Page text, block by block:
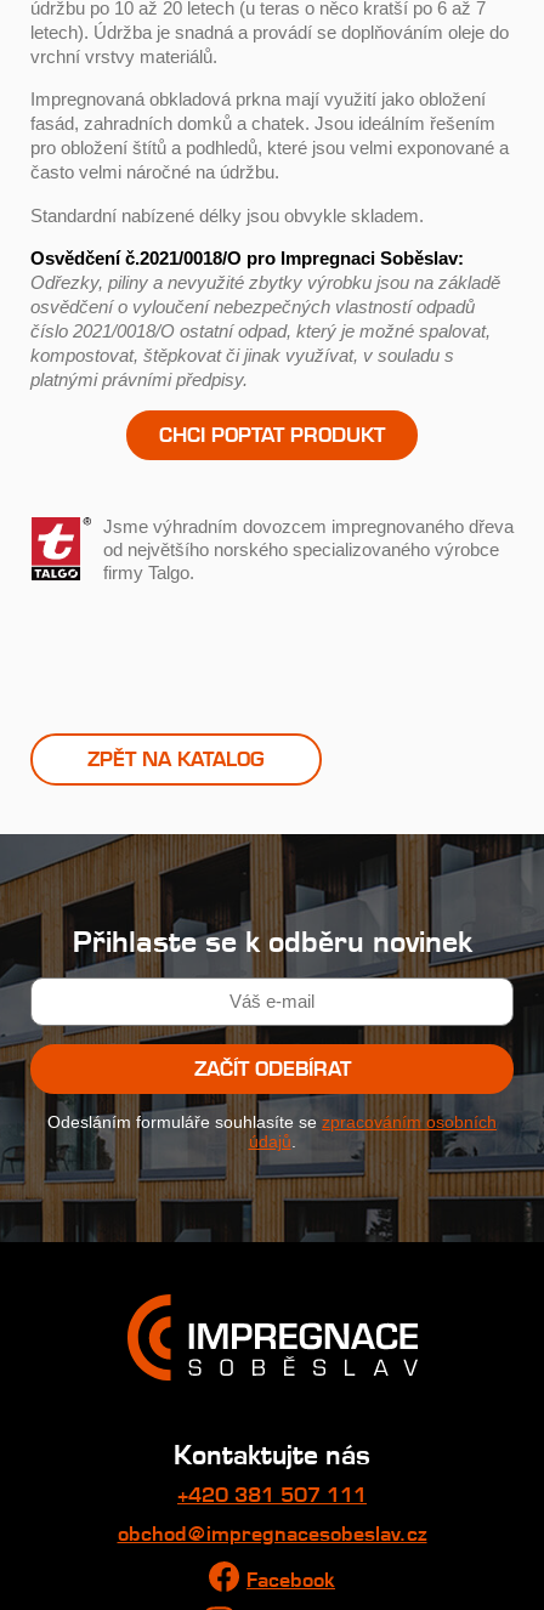
údržbu po 10 až 20 letech (u teras o něco kratší po 6 až 7
letech). Údržba je snadná a provádí se doplňováním oleje do
vrchní vrstvy materiálů.
Impregnovaná obkladová prkna mají využití jako obložení
fasád, zahradních domků a chatek. Jsou ideálním řešením
pro obložení štítů a podhledů, které jsou velmi exponované a
často velmi náročné na údržbu.
Standardní nabízené délky jsou obvykle skladem.
Osvědčení č.2021/0018/O pro Impregnaci Soběslav:
Odřezky, piliny a nevyužité zbytky výrobku jsou na základě
osvědčení o vyloučení nebezpečných vlastností odpadů
číslo 2021/0018/O ostatní odpad, který je možné spalovat,
kompostovat, štěpkovat či jinak využívat, v souladu s
platnými právními předpisy.
CHCI POPTAT PRODUKT
Jsme výhradním dovozcem impregnovaného dřeva
od největšího norského specializovaného výrobce
firmy Talgo.
ZPĚT NA KATALOG
Přihlaste se k odběru novinek
ZAČÍT ODEBÍRAT
Odesláním formuláře souhlasíte se zpracováním osobních
údajů
Kontaktujte nás
+420 381 507 111
obchod@impregnacesobeslav.cz
Facebook